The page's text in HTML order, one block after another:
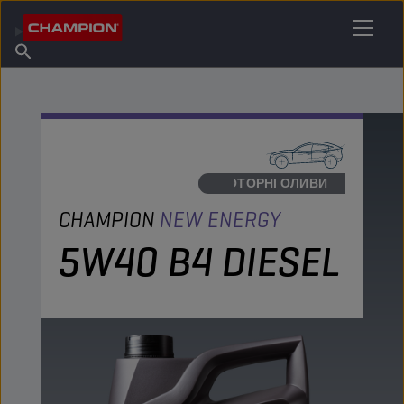
Про Champion
Знайдіть пункт продажу
МОТОРНІ ОЛИВИ
CHAMPION NEW ENERGY
5W40 B4 DIESEL